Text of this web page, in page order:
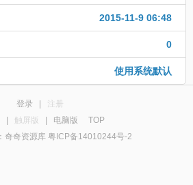
2015-11-9 06:48
0
使用系统默认
登录
注册
触屏版 电脑版
TOP
奇奇资源库 粤ICP备14010244号-2